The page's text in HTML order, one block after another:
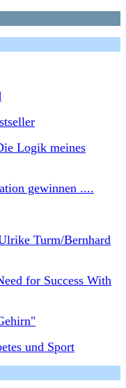
Logik meines
gewinnen ....
Turm/Bernhard
for Success With
und Sport